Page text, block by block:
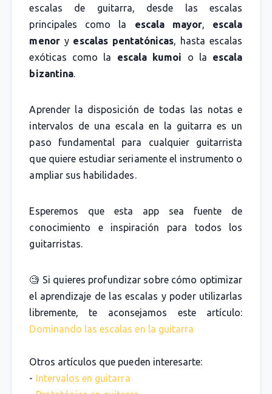
escalas de guitarra, desde las escalas
principales como la escala mayor, escala
menory escalas pentatónicas, hasta escalas
exóticas como la escala kumoi o la escala
bizantina.
Aprender la disposición de todas las notas e
intervalos de una escala en la guitarra es un
paso fundamental para cualquier guitarrista
que quiere estudiar seriamente el instrumento o
ampliar sus habilidades.
Esperemos que esta app sea fuente de
conocimiento e inspiración para todos los
guitarristas.
🧐 Si quieres profundizar sobre cómo optimizar
el aprendizaje de las escalas y poder utilizarlas
libremente, te aconsejamos este artículo:
Dominando las escalas en la guitarra
Otros artículos que pueden interesarte:
- Intervalos en guitarra